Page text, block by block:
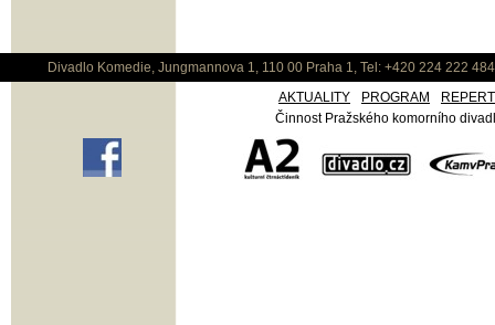
Divadlo Komedie, Jungmannova 1, 110 00 Praha 1, Tel: +420 224 222
AKTUALITY
PROGRAM
Činnost Pražského komorního